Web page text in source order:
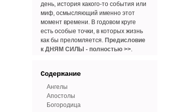
день, история какого-то события или
миф, осмысляющий именно этот
момент времени. В годовом круге
есть особые точки, в которых жизнь
как бы преломляется. Предисловие
к ДНЯМ СИЛЫ - полностью >>.
Содержание
Ангелы
Апостолы
Богородица